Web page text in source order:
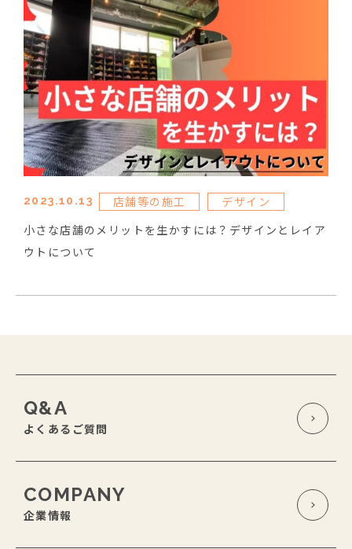
2023.10.13 店舗等の施工
デザイン
小さな店舗のメリットを生かすには？デザインとレイア
ウトについて
Q&A
よくあるご質問
COMPANY
企業情報